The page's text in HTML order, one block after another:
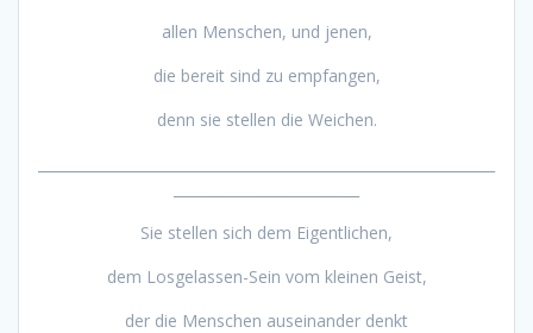
allen Menschen, und jenen,
die bereit sind zu empfangen,
denn sie stellen die Weichen.
Sie stellen sich dem Eigentlichen,
dem Losgelassen-Sein vom kleinen Geist,
der die Menschen auseinander denkt